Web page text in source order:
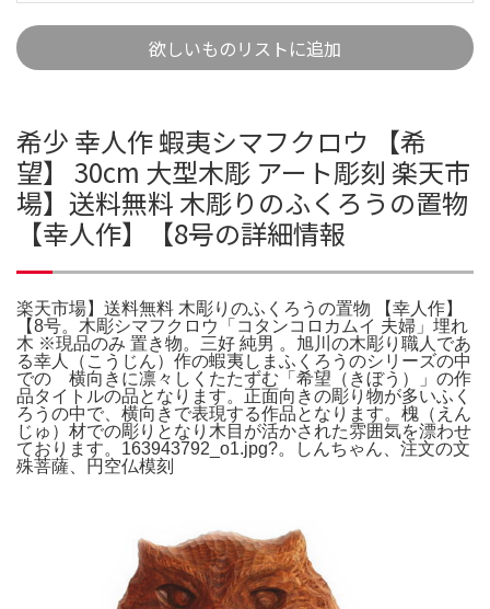
欲しいものリストに追加
希少 幸人作 蝦夷シマフクロウ 【希
望】 30cm 大型木彫 アート彫刻 楽天市
場】送料無料 木彫りのふくろうの置物
【幸人作】【8号の詳細情報
楽天市場】送料無料 木彫りのふくろうの置物 【幸人作】
【8号。木彫シマフクロウ「コタンコロカムイ 夫婦」埋れ
木 ※現品のみ 置き物。三好 純男 。旭川の木彫り職人であ
る幸人（こうじん）作の蝦夷しまふくろうのシリーズの中
での 横向きに凛々しくたたずむ「希望（きぼう）」の作
品タイトルの品となります。正面向きの彫り物が多いふく
ろうの中で、横向きで表現する作品となります。槐（えん
じゅ）材での彫りとなり木目が活かされた雰囲気を漂わせ
ております。163943792_o1.jpg?。しんちゃん、注文の文
殊菩薩、円空仏模刻